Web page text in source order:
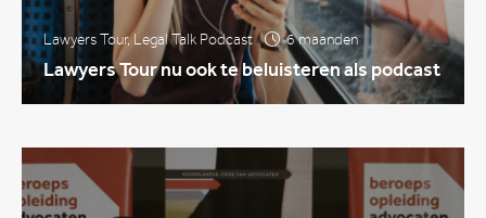
Lawyers Tour,Legal Talk Podcast 6 maanden
Lawyers Tour nu ook te beluisteren als podcast